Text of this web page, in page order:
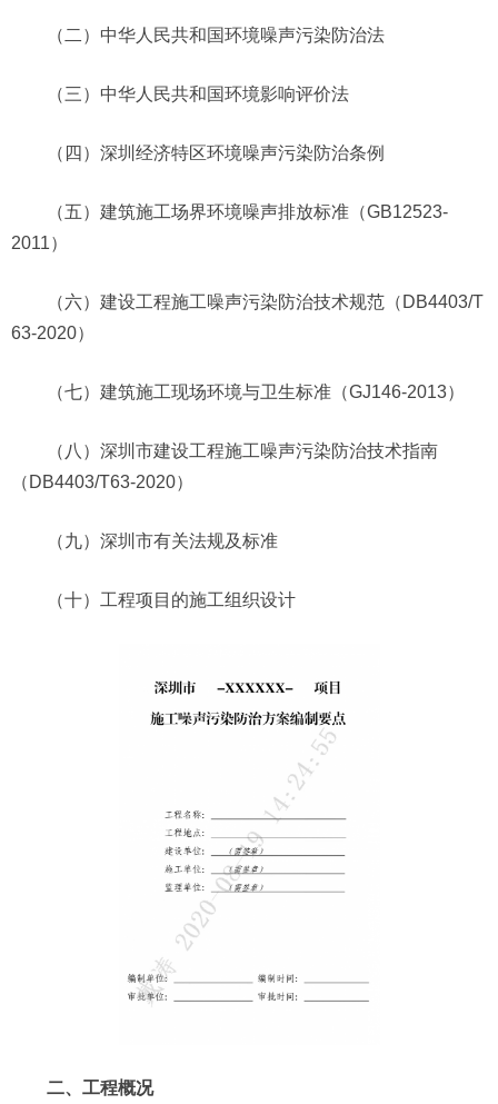
（二）中华人民共和国环境噪声污染防治法
（三）中华人民共和国环境影响评价法
（四）深圳经济特区环境噪声污染防治条例
（五）建筑施工场界环境噪声排放标准（GB12523-
2011）
（六）建设工程施工噪声污染防治技术规范（DB4403/T
63-2020）
（七）建筑施工现场环境与卫生标准（GJ146-2013）
（八）深圳市建设工程施工噪声污染防治技术指南
（DB4403/T63-2020）
（九）深圳市有关法规及标准
（十）工程项目的施工组织设计
二、工程概况